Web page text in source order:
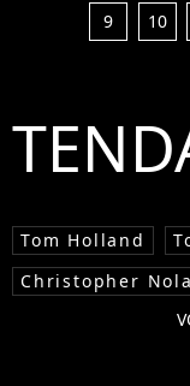
9
10
Tom Holland
Christopher